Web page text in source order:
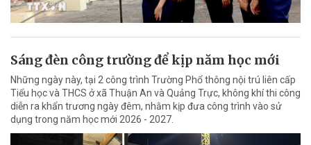
Sáng đèn công trường để kịp năm học mới
Những ngày này, tại 2 công trình Trường Phổ thông nội trú liên cấp
Tiểu học và THCS ở xã Thuận An và Quảng Trực, không khí thi công
diễn ra khẩn trương ngày đêm, nhằm kịp đưa công trình vào sử
dụng trong năm học mới 2026 - 2027.